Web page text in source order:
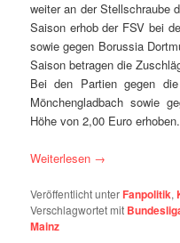
weiter an der Stellschraube
Saison erhob der FSV bei
sowie gegen Borussia
Saison betragen die
Bei den Partien gegen
Mönchengladbach sowie
Höhe von 2,00 Euro erhoben.
Weiterlesen →
Veröffentlicht unter Fanpolitik,
Verschlagwortet mit
Mainz